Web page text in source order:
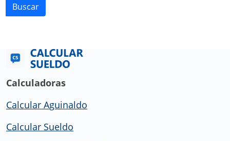
Buscar
Calculadoras
Calcular Aguinaldo
Calcular Sueldo